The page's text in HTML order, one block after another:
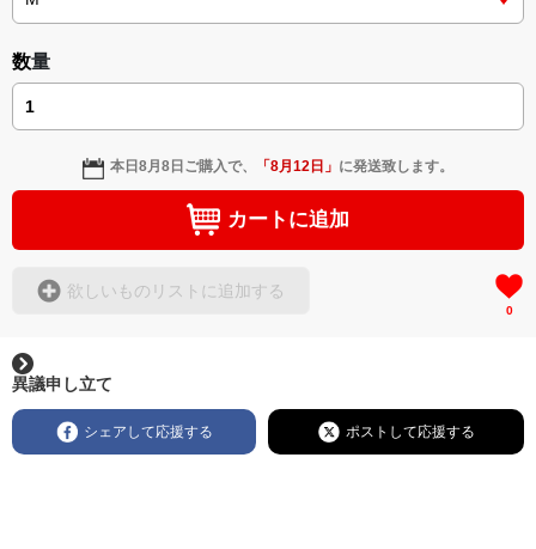
数量
本日8月8日 ご購入で、 「8月12日 」 に発送致します。
カートに追加
欲しいものリストに追加する
0
異議申し立て
シェアして応援する ポストして応援する